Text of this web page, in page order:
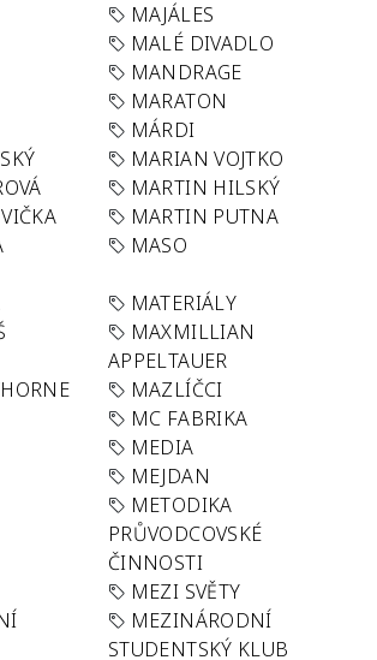
MAJÁLES
MALÉ DIVADLO
MANDRAGE
MARATON
MÁRDI
MARIAN VOJTKO
MARTIN HILSKÝ
MARTIN PUTNA
MASO
MATERIÁLY
MAXMILLIAN
APPELTAUER
MAZLÍČCI
MC FABRIKA
MEDIA
MEJDAN
METODIKA
PRŮVODCOVSKÉ
ČINNOSTI
MEZI SVĚTY
MEZINÁRODNÍ
STUDENTSKÝ KLUB